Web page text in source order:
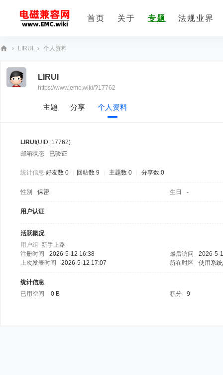
首页 关于 专题 法规业界
› LIRUI › 个人资料
LIRUI
https://www.emc.wiki/?17762
主题 分享 个人资料
LIRUI (UID: 17762)
邮箱状态
已验证
统计信息 好友数 0 回帖数 9 主题数 0 分享数 0
性别 保密 生日 -
用户认证
活跃概况
用户组 新手上路
注册时间
2026-5-12 16:38 最后访问
2026-5-
上次发表时间
2026-5-12 17:07 所在时区 使用系
统计信息
已用空间
0 B 积分 9